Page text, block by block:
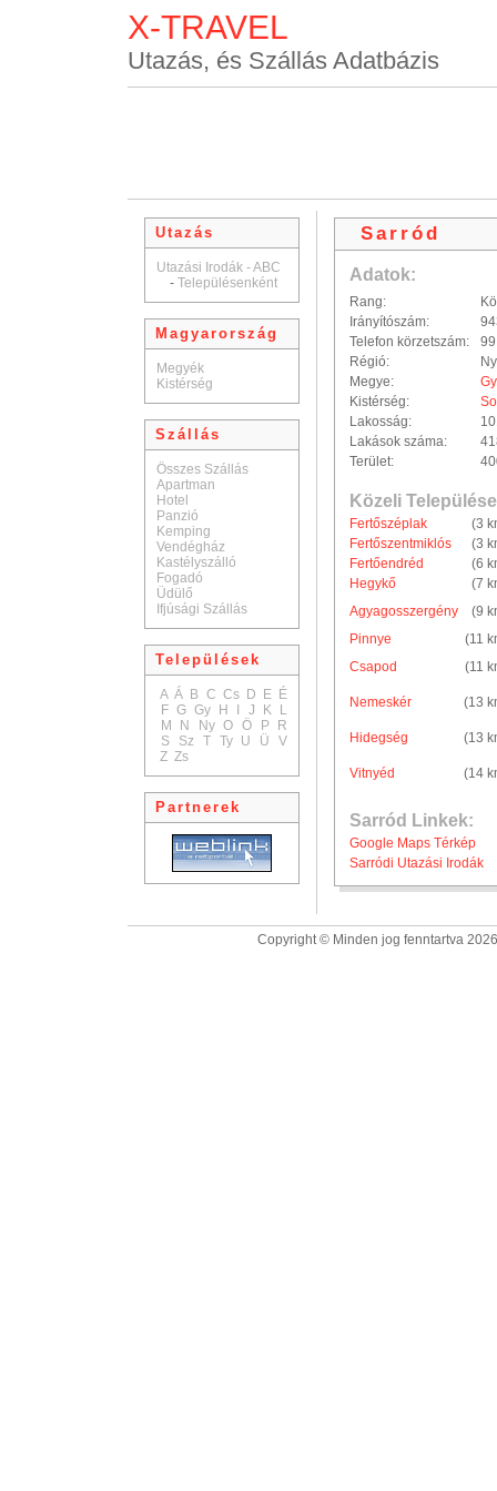
X-TRAVEL
Utazás, és Szállás Adatbázis
Utazás
Utazási Irodák - ABC
- Településenként
Magyarország
Megyék
Kistérség
Szállás
Összes Szállás
Apartman
Hotel
Panzió
Kemping
Vendégház
Kastélyszálló
Fogadó
Üdülő
Ifjúsági Szállás
Települések
A Á B C Cs D E É
F G Gy H J K
L
M
N Ny O Ö P
R
S
Sz T Ty U Ü
V
Z Zs
Partnerek
Sarród
Adatok:
Rang:
Irányítószám:
Telefon körzetszám:
99
Régió:
Megye:
Kistérség:
Lakosság:
Lakások száma:
Terület:
Közeli
Fertőszéplak
(3
Fertőszentmiklós
(3
Fertőendréd
(6
Hegykő
(7
Agyagosszergény
(9
Pinnye
(11
Csapod
(11
Nemeskér (13
Hidegség (13
Vitnyéd (14
Sarród Linkek:
Google Maps Térkép
Sarródi Utazási Irodák
Copyright © Minden jog fenntartva